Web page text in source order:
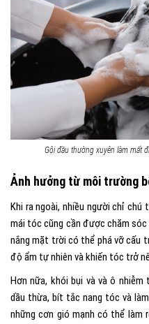
Gội đầu thường xuyên làm mất
Ảnh hưởng từ môi trường
Khi ra ngoài, nhiều người chỉ chú
mái tóc cũng cần được chăm sóc
nắng mặt trời có thể phá vỡ cấu
độ ẩm tự nhiên và khiến tóc trở
Hơn nữa, khói bụi và và ô
dầu thừa, bít tắc nang tóc và
những cơn gió mạnh có thể